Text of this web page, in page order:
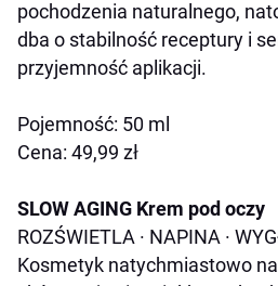
pochodzenia naturalnego,
dba o stabilność receptury i
przyjemność aplikacji.
Pojemność: 50 ml
Cena: 49,99 zł
SLOW AGING Krem pod oczy
ROZŚWIETLA · NAPINA ·
Kosmetyk natychmiastowo